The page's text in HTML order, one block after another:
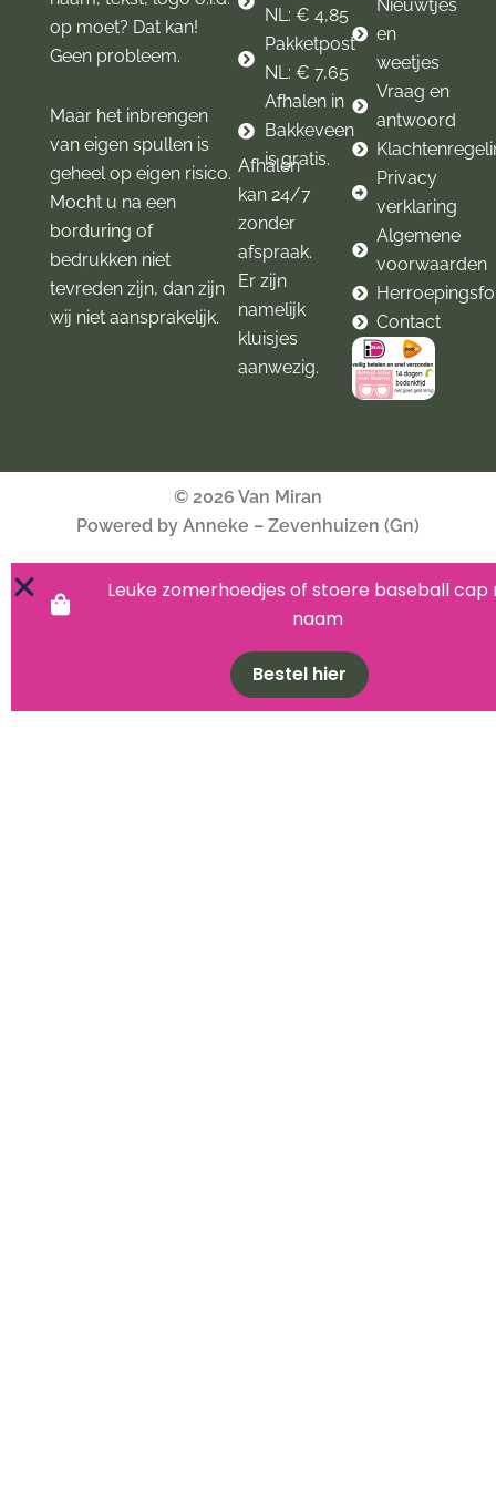
op moet? Dat kan!
Geen probleem.
Maar het inbrengen
van eigen spullen is
geheel op eigen risico.
Mocht u na een
borduring of
bedrukken niet
tevreden zijn, dan zijn
wij niet aansprakelijk.
NL: € 4,85
Pakketpost
NL: € 7,65
Afhalen in
Bakkeveen
is gratis.
Afhalen
kan 24/7
zonder
afspraak.
Er zijn
namelijk
kluisjes
aanwezig.
Nieuwtjes
en
weetjes
Vraag en
antwoord
Privacy
verklaring
Algemene
voorwaarden
Contact
© 2026 Van Miran
Powered by Anneke – Zevenhuizen (Gn)
Leuke zomerhoedjes of stoere baseball cap
naam
Bestel hier